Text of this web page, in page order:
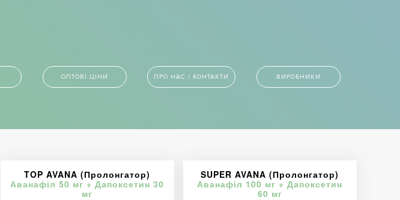
ОПТОВІ ЦІНИ ПРО НАС / КОНТАКТИ ВИРОБНИКИ
TOP AVANA (Пролонгатор)
Аванафіл 50 мг + Дапоксетин 30
мг
SUPER AVANA (Пролонгатор)
Аванафіл 100 мг + Дапоксетин
60 мг